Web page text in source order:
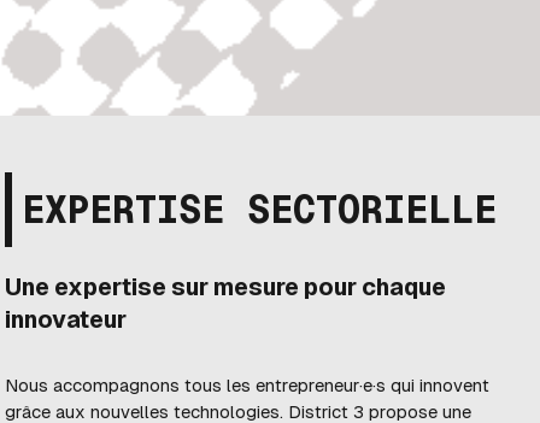
EXPERTISE SECTORIELLE
Une expertise sur mesure pour chaque
innovateur
Nous accompagnons tous les entrepreneur·e·s qui innovent
grâce aux nouvelles technologies. District 3 propose une